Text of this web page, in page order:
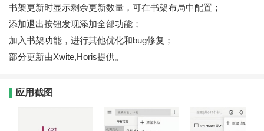
书架更新时显示剩余更新数量，可在书架布局中配置；
添加退出按钮发现添加全部功能；
加入书架功能，进行其他优化和bug修复；
部分更新由Xwite,Horis提供。
应用截图